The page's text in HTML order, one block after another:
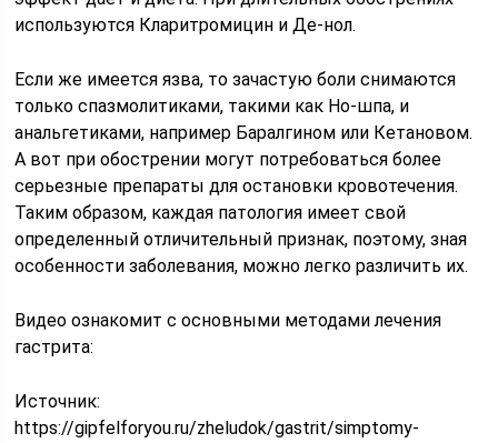
используются Кларитромицин и Де-нол.
Если же имеется язва, то зачастую боли снимаются
только спазмолитиками, такими как Но-шпа, и
анальгетиками, например Баралгином или Кетановом.
А вот при обострении могут потребоваться более
серьезные препараты для остановки кровотечения.
Таким образом, каждая патология имеет свой
определенный отличительный признак, поэтому, зная
особенности заболевания, можно легко различить их.
Видео ознакомит с основными методами лечения
гастрита:
Источник:
https://gipfelforyou.ru/zheludok/gastrit/simptomy-